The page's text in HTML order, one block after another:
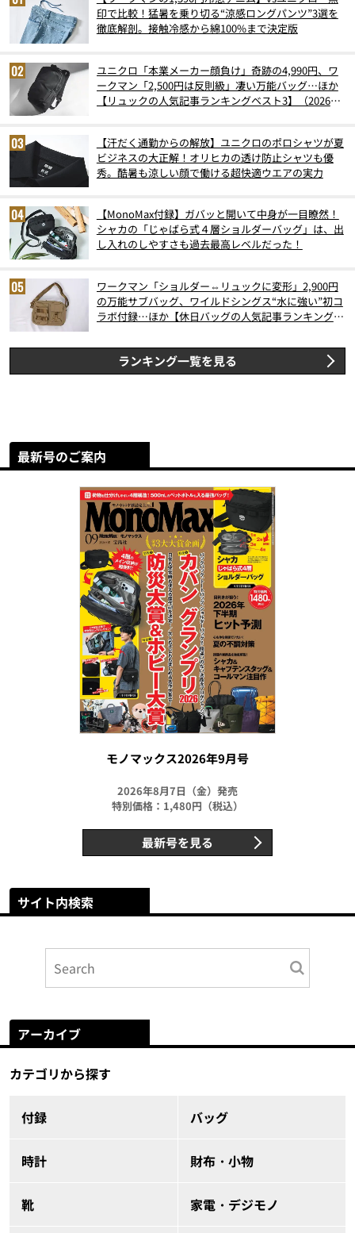
印で比較！猛暑を乗り切る“涼感ロングパンツ”3選を
徹底解剖。接触冷感から綿100%まで決定版
ユニクロ「本業メーカー顔負け」奇跡の4,990円、ワ
ークマン「2,500円は反則級」凄い万能バッグ…ほか
【リュックの人気記事ランキングベスト3】（2026年
【汗だく通勤からの解放】ユニクロのポロシャツが夏
ビジネスの大正解！オリヒカの透け防止シャツも優
秀。酷暑も涼しい顔で働ける超快適ウエアの実力
【MonoMax付録】ガバッと開いて中身が一目瞭然！
シャカの「じゃばら式４層ショルダーバッグ」は、出
し入れのしやすさも過去最高レベルだった！
ワークマン「ショルダー⇔リュックに変形」2,900円
の万能サブバッグ、ワイルドシングス“水に強い”初コ
ラボ付録…ほか【休日バッグの人気記事ランキングベ
ランキング一覧を見る
最新号のご案内
モノマックス2026年9月号
2026年8月7日（金）発売
特別価格：1,480円（税込）
最新号を見る
サイト内検索
アーカイブ
カテゴリから探す
付録 バッグ
時計 財布・小物
靴 家電・デジモノ